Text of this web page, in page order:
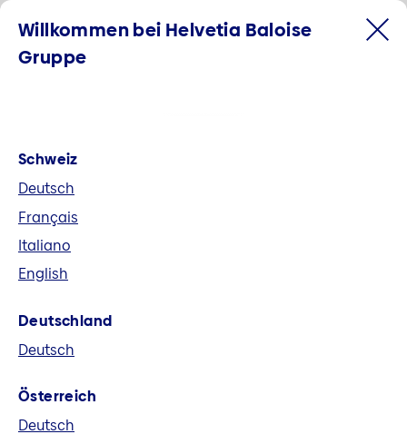
Willkommen bei der Helvetia
Baloise Gruppe
Allbranchenversicherer der Schweiz und
eine führende europäische
Willkommen bei Helvetia Baloise
Gruppe
Schweiz
Deutsch
Français
Italiano
English
Deutschland
Deutsch
Österreich
Deutsch